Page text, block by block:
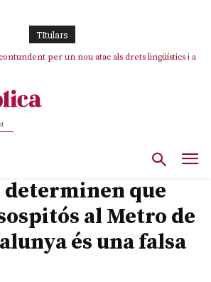
TItulars
per un nou atac als drets lingüístics i a
determinen que
al Metro de
és una falsa